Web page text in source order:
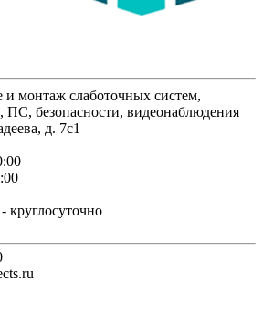
и монтаж слаботочных систем,
безопасности, видеонаблюдения
д. 7с1
- круглосуточно